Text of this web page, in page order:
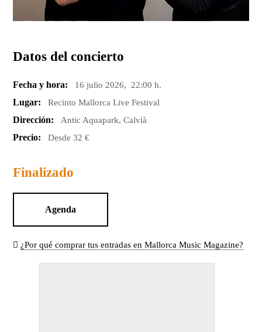
Datos del concierto
Fecha y hora: 16 julio 2026, 22:00 h.
Lugar: Recinto Mallorca Live Festival
Dirección: Antic Aquapark, Calvià
Precio: Desde 32 €
Finalizado
Agenda
¿Por qué comprar tus entradas en Mallorca Music Magazine?